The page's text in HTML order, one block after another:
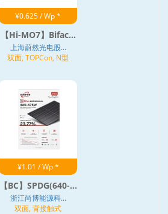
¥0.625 / Wp *
【Hi-MO7】Bifac...
上海蔚然光电股...
双面, TOPCon, N型
¥1.01 / Wp *
【BC】SPDG(640-...
浙江尚博能源科...
双面, 背接触式